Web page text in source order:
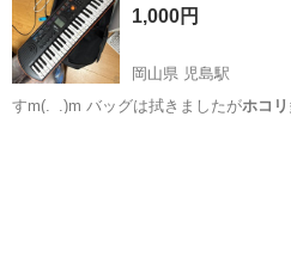
1,000円
岡山県 児島駅
すm(._.)m バッグは拭きましたがホコリ